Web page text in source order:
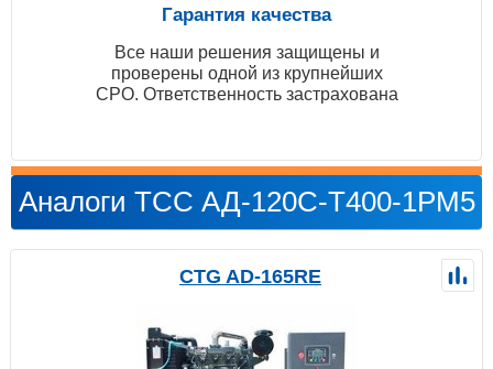
Гарантия качества
Все наши решения защищены и
проверены одной из крупнейших
СРО. Ответственность застрахована
Аналоги ТСС АД-120С-Т400-1РМ5
CTG AD-165RE